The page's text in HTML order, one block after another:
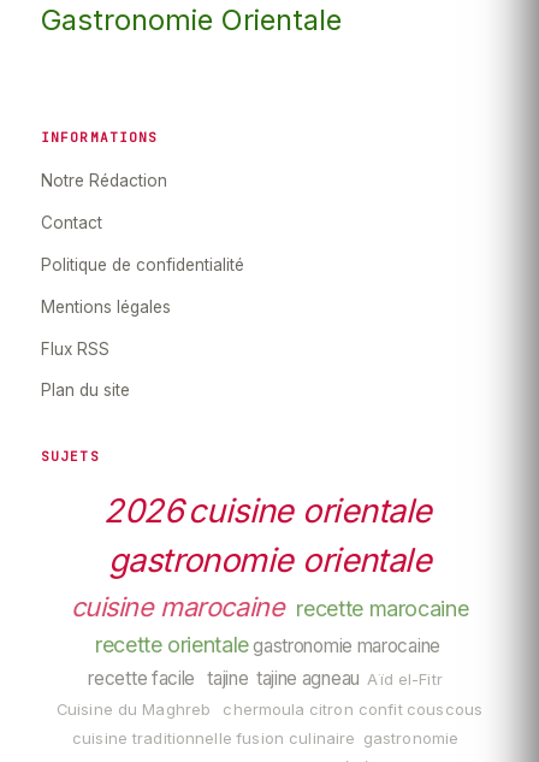
Gastronomie Orientale
INFORMATIONS
Notre Rédaction
Contact
Politique de confidentialité
Mentions légales
Flux RSS
Plan du site
SUJETS
2026 cuisine orientale
gastronomie orientale
cuisine marocaine recette marocaine
recette orientalegastronomie marocaine
recette facile tajine tajine agneau Aïd el-Fitr
Cuisine du Maghreb
chermoula citron confit couscous
cuisine traditionnelle fusion culinaire gastronomie